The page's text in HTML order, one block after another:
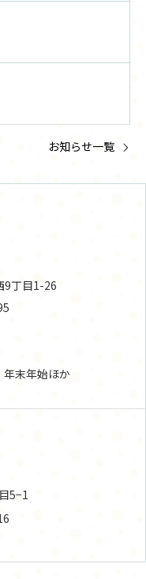
お知らせ一覧
9丁目1-26
末年始ほか
5−1